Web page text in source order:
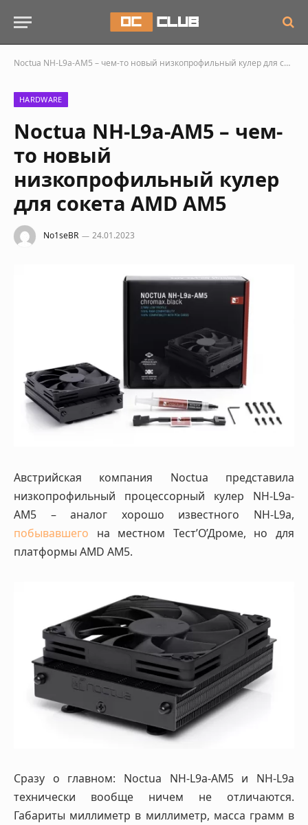
Noctua NH-L9a-AM5 – чем-то новый низкопрофильный кулер для сокета AMD AM5
HARDWARE
Noctua NH-L9a-AM5 – чем-
то новый
низкопрофильный кулер
для сокета AMD AM5
No1seBR 24.01.2023
Австрийская компания Noctua представила
низкопрофильный процессорный кулер NH-L9a-
AM5 – аналог хорошо известного NH-L9a,
побывавшего на местном Тест’О’Дроме, но для
платформы AMD AM5.
Сразу о главном: Noctua NH-L9a-AM5 и NH-L9a
технически вообще ничем не отличаются.
Габариты миллиметр в миллиметр, масса грамм в